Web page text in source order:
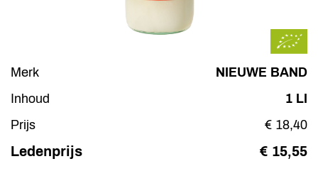
Merk
NIEUWE BAND
Inhoud
1 LI
Prijs
€ 18,40
Ledenprijs € 15,55